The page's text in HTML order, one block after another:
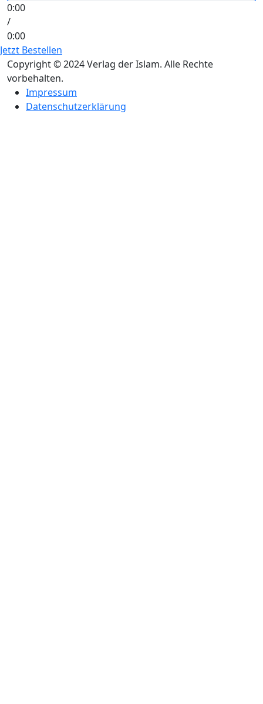
0:00
/
0:00
Jetzt Bestellen
Copyright © 2024 Verlag der Islam. Alle Rechte
vorbehalten.
Impressum
Datenschutzerklärung